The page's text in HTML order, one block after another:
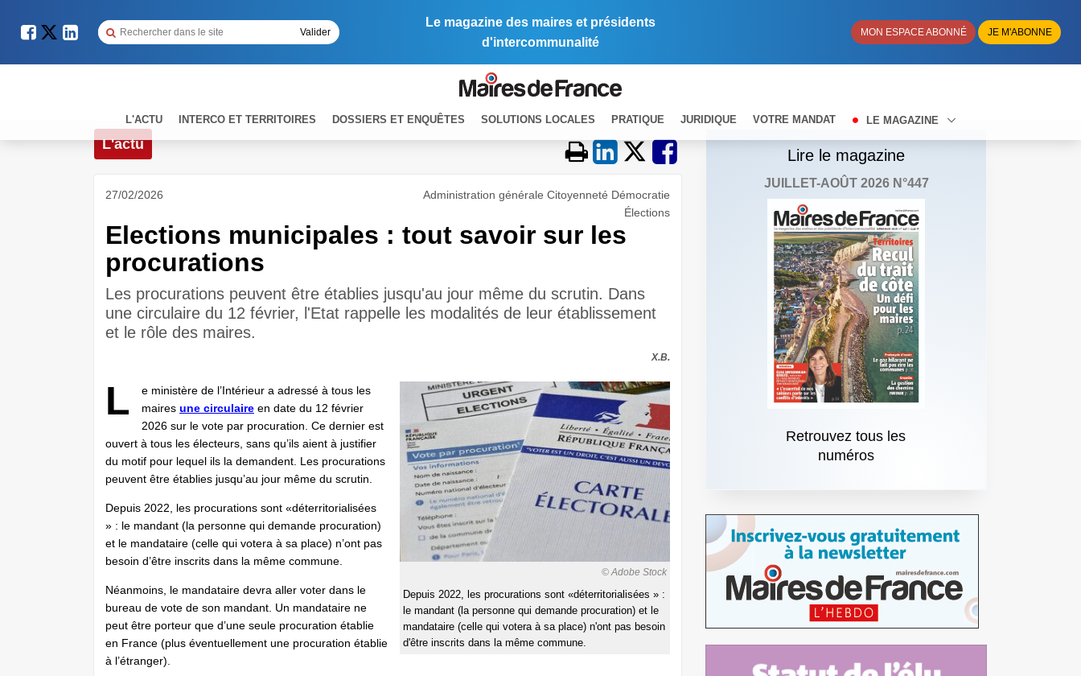
Le magazine des maires et présidents
d'intercommunalité
MON ESPACE ABONNÉ JE M'ABONNE
L'ACTU INTERCO ET TERRITOIRES DOSSIERS ET ENQUÊTES SOLUTIONS LOCALES PRATIQUE JURIDIQUE VOTRE MANDAT LE MAGAZINE
L'actu
27/02/2026
Administration générale Citoyenneté Démocratie
Élections
Elections municipales : tout savoir sur les
procurations
Les procurations peuvent être établies jusqu'au jour même du scrutin. Dans
une circulaire du 12 février, l'Etat rappelle les modalités de leur établissement
et le rôle des maires.
X.B.
© Adobe Stock
Depuis 2022, les procurations sont «déterritorialisées » :
le mandant (la personne qui demande procuration) et le
mandataire (celle qui votera à sa place) n'ont pas besoin
d'être inscrits dans la même commune.
L
e ministère de l’Intérieur a adressé à tous les
maires une circulaire en date du 12 février
2026 sur le vote par procuration. Ce dernier est
ouvert à tous les électeurs, sans qu’ils aient à justifier
du motif pour lequel ils la demandent. Les procurations
peuvent être établies jusqu’au jour même du scrutin.
Depuis 2022, les procurations sont «déterritorialisées
» : le mandant (la personne qui demande procuration)
et le mandataire (celle qui votera à sa place) n’ont pas
besoin d’être inscrits dans la même commune.
Néanmoins, le mandataire devra aller voter dans le
bureau de vote de son mandant. Un mandataire ne
peut être porteur que d’une seule procuration établie
en France (plus éventuellement une procuration établie
à l’étranger).
Lire le magazine
JUILLET-AOÛT 2026 N°447
Retrouvez tous les
numéros